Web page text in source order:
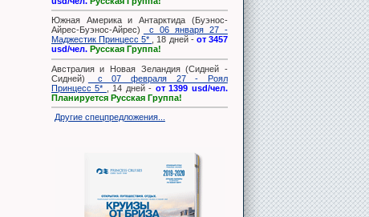
Южная Америка и Антарктида (Буэнос-
Айрес-Буэнос-Айрес)
с 06 января 27 -
Маджестик Принцесс 5*
, 18 дней - от 3457
usd/чел.Русская Группа!
Австралия и Новая Зеландия (Сидней -
Сидней)
с 07 февраля 27 - Роял
Принцесс 5*
, 14 дней - от 1399 usd/чел.
Планируется Русская Группа!
Другие спецпредложения...